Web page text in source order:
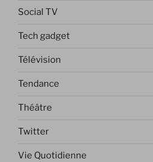
Social TV
Tech gadget
Télévision
Tendance
Théâtre
Twitter
Vie Quotidienne